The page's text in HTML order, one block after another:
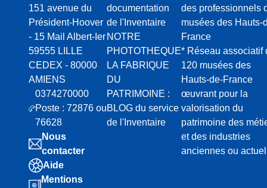
151 avenue du
Président-Hoover
- 15 Mail Albert-Ier
59555 LILLE
CEDEX - 80000
AMIENS
0374270000
Poste : 72876 ou
76628
Nous
contacter
Aide
Mentions
documentation
de l'Inventaire
NOTRE
PHOTOTHEQUE
LA FABRIQUE
DU
PATRIMOINE :
BLOG du service
de l'Inventaire
des professionnels
musées des Hauts-
France
* Réseau associatif
120 musées des
Hauts-de-France
œuvrant pour la
valorisation du
patrimoine des
et des industries
anciennes ou